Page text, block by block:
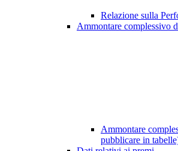
Relazione sulla
Ammontare complessivo
Ammontare
pubblicare in